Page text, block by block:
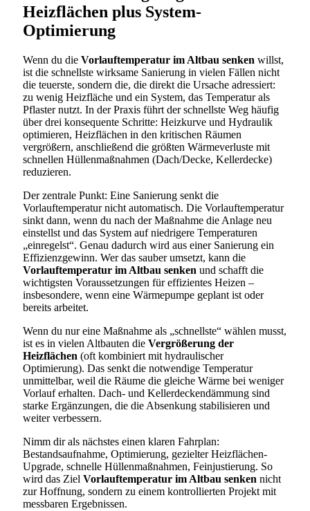
Heizflächen plus System-
Optimierung
Wenn du die Vorlauftemperatur im Altbau senken willst,
ist die schnellste wirksame Sanierung in vielen Fällen nicht
die teuerste, sondern die, die direkt die Ursache adressiert:
zu wenig Heizfläche und ein System, das Temperatur als
Pflaster nutzt. In der Praxis führt der schnellste Weg häufig
über drei konsequente Schritte: Heizkurve und Hydraulik
optimieren, Heizflächen in den kritischen Räumen
vergrößern, anschließend die größten Wärmeverluste mit
schnellen Hüllenmaßnahmen (Dach/Decke, Kellerdecke)
reduzieren.
Der zentrale Punkt: Eine Sanierung senkt die
Vorlauftemperatur nicht automatisch. Die Vorlauftemperatur
sinkt dann, wenn du nach der Maßnahme die Anlage neu
einstellst und das System auf niedrigere Temperaturen
„einregelst“. Genau dadurch wird aus einer Sanierung ein
Effizienzgewinn. Wer das sauber umsetzt, kann die
Vorlauftemperatur im Altbau senken und schafft die
wichtigsten Voraussetzungen für effizientes Heizen –
insbesondere, wenn eine Wärmepumpe geplant ist oder
bereits arbeitet.
Wenn du nur eine Maßnahme als „schnellste“ wählen musst,
ist es in vielen Altbauten die Vergrößerung der
Heizflächen (oft kombiniert mit hydraulischer
Optimierung). Das senkt die notwendige Temperatur
unmittelbar, weil die Räume die gleiche Wärme bei weniger
Vorlauf erhalten. Dach- und Kellerdeckendämmung sind
starke Ergänzungen, die die Absenkung stabilisieren und
weiter verbessern.
Nimm dir als nächstes einen klaren Fahrplan:
Bestandsaufnahme, Optimierung, gezielter Heizflächen-
Upgrade, schnelle Hüllenmaßnahmen, Feinjustierung. So
wird das Ziel Vorlauftemperatur im Altbau senken nicht
zur Hoffnung, sondern zu einem kontrollierten Projekt mit
messbaren Ergebnissen.